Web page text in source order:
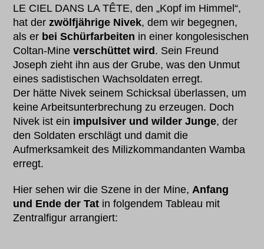
LE CIEL DANS LA TÊTE, den „Kopf im Himmel“,
hat derzwölfjährige Nivek, dem wir begegnen,
als er bei Schürfarbeiten in einer kongolesischen
Coltan-Mineverschüttet wird . Sein Freund
Joseph zieht ihn aus der Grube, was den Unmut
eines sadistischen Wachsoldaten erregt.
Der hätte Nivek seinem Schicksal überlassen, um
keine Arbeitsunterbrechung zu erzeugen. Doch
Nivek ist ein impulsiver und wilder Junge, der
den Soldaten erschlägt und damit die
Aufmerksamkeit des Milizkommandanten Wamba
erregt.
Hier sehen wir die Szene in der Mine,Anfang
und Ende der Tat in folgendem Tableau mit
Zentralfigur arrangiert: